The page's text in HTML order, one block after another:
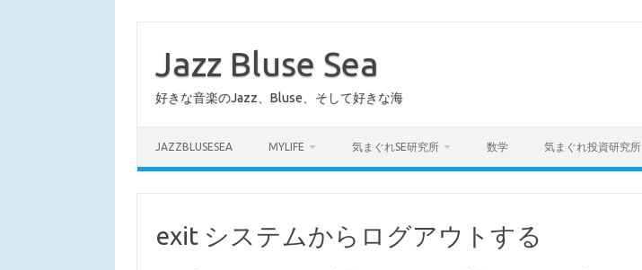
Jazz Bluse Sea
好きな音楽のJazz、Bluse、そして好きな海
JAZZBLUSESEA MYLIFE 気まぐれSE研究所 数学 気まぐれ投資研究所
exit システムからログアウトする